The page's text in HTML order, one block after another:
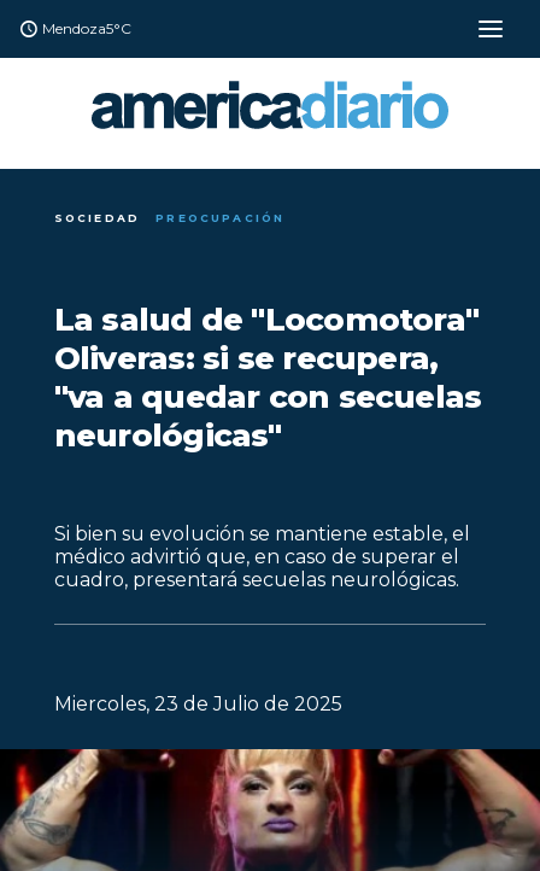
Mendoza5°C
SOCIEDAD PREOCUPACIÓN
La salud de "Locomotora"
Oliveras: si se recupera,
"va a quedar con secuelas
neurológicas"
Si bien su evolución se mantiene estable, el
médico advirtió que, en caso de superar el
cuadro, presentará secuelas neurológicas.
Miercoles, 23 de Julio de 2025